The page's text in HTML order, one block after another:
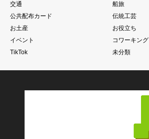
交通
船旅
公共配布カード
伝統工芸
お土産
お役立ち
イベント
コワーキング
TikTok
未分類